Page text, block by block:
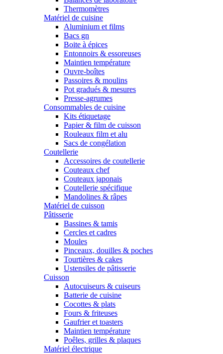
Thermomètres
Matériel de cuisine
Aluminium et films
Bacs gn
Boite à épices
Entonnoirs & essoreuses
Maintien température
Ouvre-boîtes
Passoires & moulins
Pot gradués & mesures
Presse-agrumes
Consommables de cuisine
Kits étiquetage
Papier & film de cuisson
Rouleaux film et alu
Sacs de congélation
Coutellerie
Accessoires de coutellerie
Couteaux chef
Couteaux japonais
Coutellerie spécifique
Mandolines & râpes
Matériel de cuisson
Pâtisserie
Bassines & tamis
Cercles et cadres
Moules
Pinceaux, douilles & poches
Tourtières & cakes
Ustensiles de pâtisserie
Cuisson
Autocuiseurs & cuiseurs
Batterie de cuisine
Cocottes & plats
Fours & friteuses
Gaufrier et toasters
Maintien température
Poêles, grilles & plaques
Matériel électrique